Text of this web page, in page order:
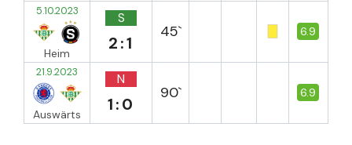
5.10.2023
Heim
S
2:1
45` 6.9
21.9.2023
Auswärts
N
1:0
90` 6.9